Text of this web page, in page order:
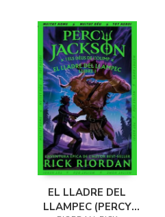
EL LLADRE DEL
LLAMPEC (PERCY